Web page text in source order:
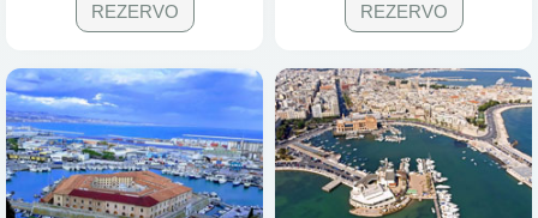
REZERVO REZERVO